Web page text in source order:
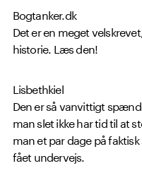
Bogtanker.dk
Det er en meget
historie. Læs den!
Lisbethkiel
Den er så vanvittigt
man slet ikke har tid til at
man et par dage på
fået undervejs.